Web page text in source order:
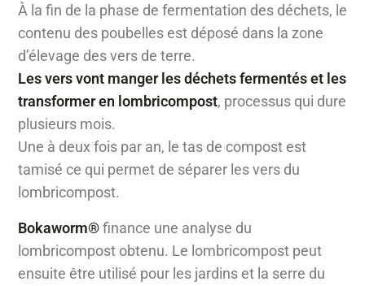
À la fin de la phase de fermentation des déchets, le
contenu des poubelles est déposé dans la zone
d’élevage des vers de terre.
Les vers vont manger les déchets fermentés et les
transformer en lombricompost, processus qui dure
plusieurs mois.
Une à deux fois par an, le tas de compost est
tamisé ce qui permet de séparer les vers du
lombricompost.
Bokaworm®finance une analyse du
lombricompost obtenu. Le lombricompost peut
ensuite être utilisé pour les jardins et la serre du